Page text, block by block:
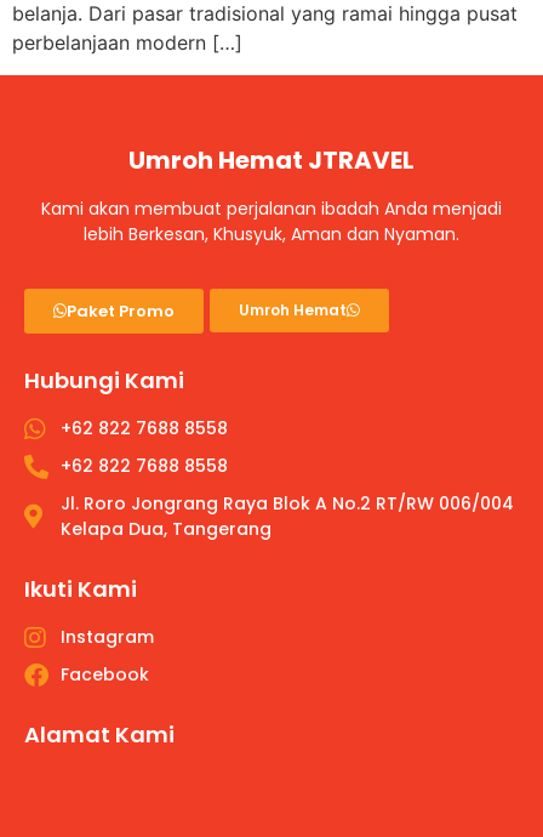
belanja. Dari pasar tradisional yang ramai hingga pusat
perbelanjaan modern […]
Umroh Hemat JTRAVEL
Kami akan membuat perjalanan ibadah Anda menjadi
lebih Berkesan, Khusyuk, Aman dan Nyaman.
Paket Promo Umroh Hemat
Hubungi Kami
+62 822 7688 8558
+62 822 7688 8558
Jl. Roro Jongrang Raya Blok A No.2 RT/RW 006/004
Kelapa Dua, Tangerang
Ikuti Kami
Instagram
Facebook
Alamat Kami